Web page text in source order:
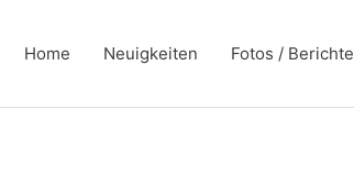
Home Neuigkeiten Fotos / Berichte